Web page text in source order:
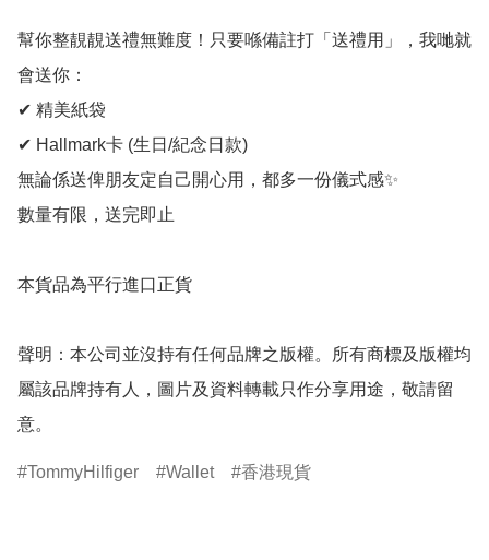
幫你整靚靚送禮無難度！只要喺備註打「送禮用」，我哋就
會送你：
✔ 精美紙袋
✔ Hallmark卡 (生日/紀念日款)
無論係送俾朋友定自己開心用，都多一份儀式感✨
數量有限，送完即止
本貨品為平行進口正貨
聲明：本公司並沒持有任何品牌之版權。所有商標及版權均
屬該品牌持有人，圖片及資料轉載只作分享用途，敬請留
意。
TommyHilfiger Wallet 香港現貨